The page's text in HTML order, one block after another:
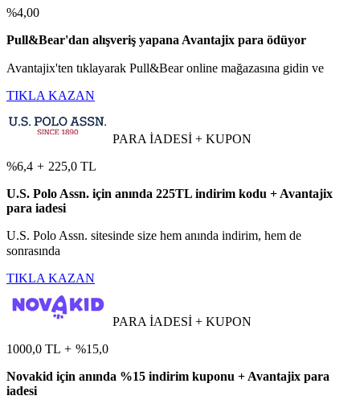
%4,00
Pull&Bear'dan alışveriş yapana Avantajix para ödüyor
Avantajix'ten tıklayarak Pull&Bear online mağazasına gidin ve
TIKLA KAZAN
PARA İADESİ + KUPON
%6,4 + 225,0 TL
U.S. Polo Assn. için anında 225TL indirim kodu + Avantajix
para iadesi
U.S. Polo Assn. sitesinde size hem anında indirim, hem de
sonrasında
TIKLA KAZAN
PARA İADESİ + KUPON
1000,0 TL + %15,0
Novakid için anında %15 indirim kuponu + Avantajix para
iadesi